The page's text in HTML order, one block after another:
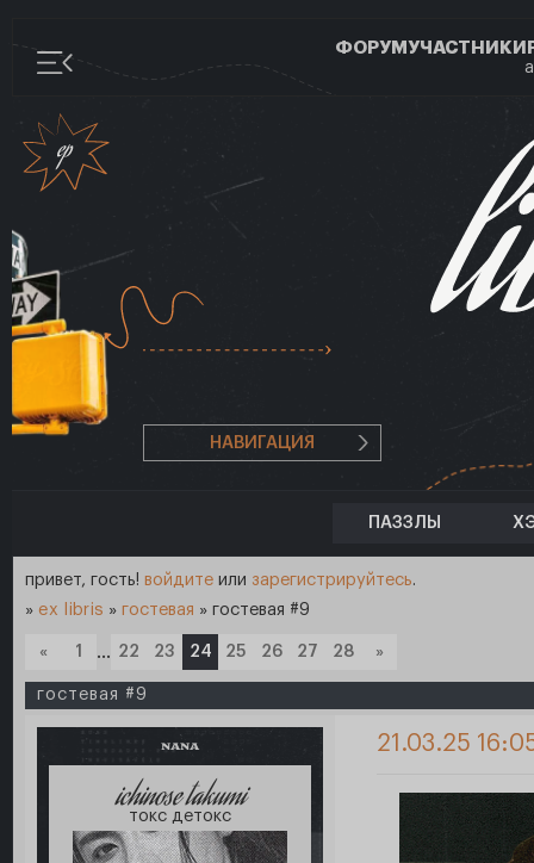
ФОРУМУЧАСТНИКИ
НАВИГАЦИЯ
ПАЗЗЛЫ
привет, гость! войдите или зарегистрируйтесь.
» ex libris » гостевая » гостевая #9
« 1 … 22 23 24 25 26 27 28 »
гостевая #9
NANA
ichinose takumi
токс детокс
21.03.25